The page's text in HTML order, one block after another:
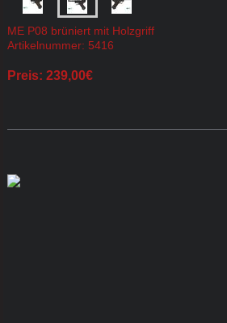
ME P08 brüniert mit Holzgriff
Artikelnummer: 5416
Preis: 239,00€